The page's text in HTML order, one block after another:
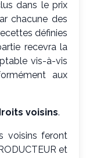
dans le prix
chacune des
définies
recevra la
vis-à-vis
aux
voisins.
voisins feront
et